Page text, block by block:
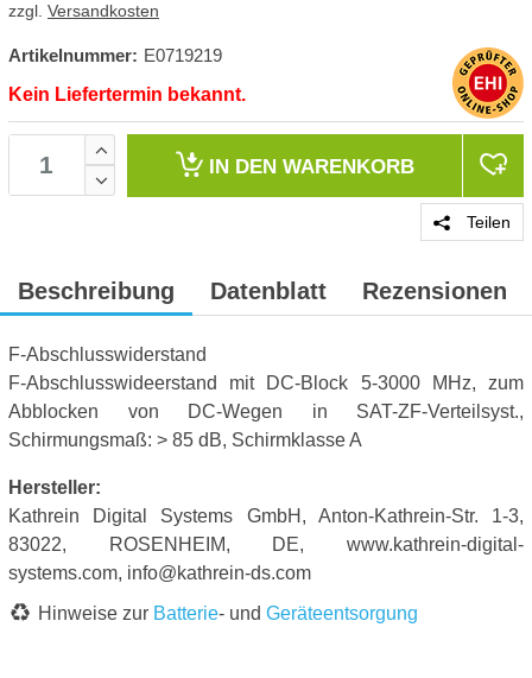
zzgl. Versandkosten
Artikelnummer: E0719219
Kein Liefertermin bekannt.
IN DEN WARENKORB
Teilen
Beschreibung Datenblatt Rezensionen
F-Abschlusswiderstand
F-Abschlusswideerstand mit DC-Block 5-3000 MHz, zum
Abblocken von DC-Wegen in SAT-ZF-Verteilsyst.,
Schirmungsmaß: > 85 dB, Schirmklasse A
Hersteller:
Kathrein Digital Systems GmbH, Anton-Kathrein-Str. 1-3,
83022, ROSENHEIM, DE, www.kathrein-digital-
systems.com, info@kathrein-ds.com
Hinweise zur Batterie- und Geräteentsorgung